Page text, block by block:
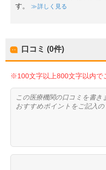
す。
詳しく見る
口コミ (0件)
※100文字以上800文字以内で